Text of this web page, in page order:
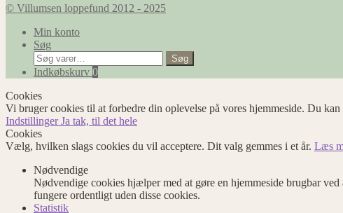
© Villumsen loppefund 2012 - 2025
Min konto
Søg
Søg
efter:
Søg
Indkøbskurv 0
Cookies
Vi bruger cookies til at forbedre din oplevelse på vores hjemmeside. Du
IndstillingerJa tak, til det hele
Cookies
Vælg, hvilken slags cookies du vil acceptere. Dit valg gemmes i et år. Læs
Nødvendige
Nødvendige cookies hjælper med at gøre en hjemmeside brugbar
fungere ordentligt uden disse cookies.
Statistik